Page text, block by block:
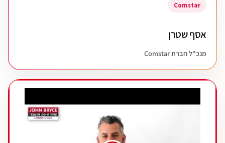
Comstar
אסף שטרן
מנכ"ל חברת Comstar